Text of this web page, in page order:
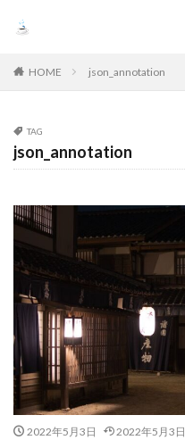
HOME json_annotation
TAG
json_annotation
2022年5月3日 2022年5月3日